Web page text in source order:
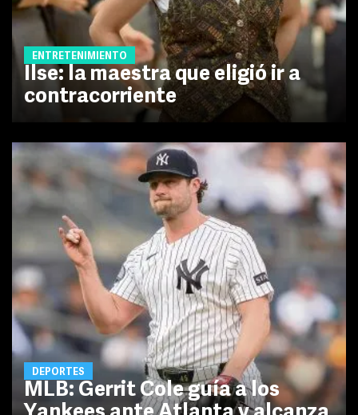
ENTRETENIMIENTO
Ilse: la maestra que eligió ir a
contracorriente
DEPORTES
MLB: Gerrit Cole guía a los